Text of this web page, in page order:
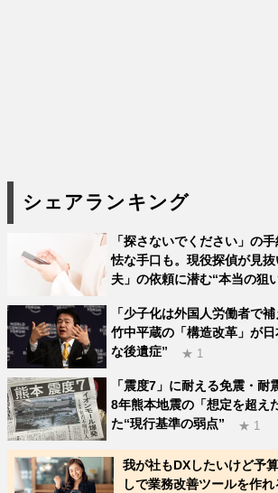
シェアランキング
「探さないでください」の
怯な手口も。現役探偵が見
夫」の依頼に潜む“本当の狙
「少子化は外国人労働者で
竹中平蔵の「構造改革」が
な後遺症”
★ 1
「震度7」に耐える免震・
8年熊本地震の「想定を超え
た“現行基準の弱点”
★ 1
我が社もDXしたいけど予
しで業務改善ツールを作